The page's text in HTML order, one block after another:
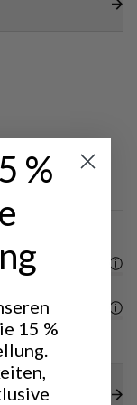
und damit
bei
%
15 %